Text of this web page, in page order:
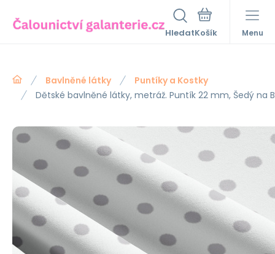
Hledat Menu
Bavlněné látky
Puntíky a Kostky
Dětské bavlněné látky, metráž. Puntík 22 mm, Šedý na